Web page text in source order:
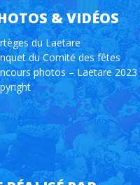
& VIDÉOS
du Laetare
du Comité des fêtes
photos – Laetare 2023